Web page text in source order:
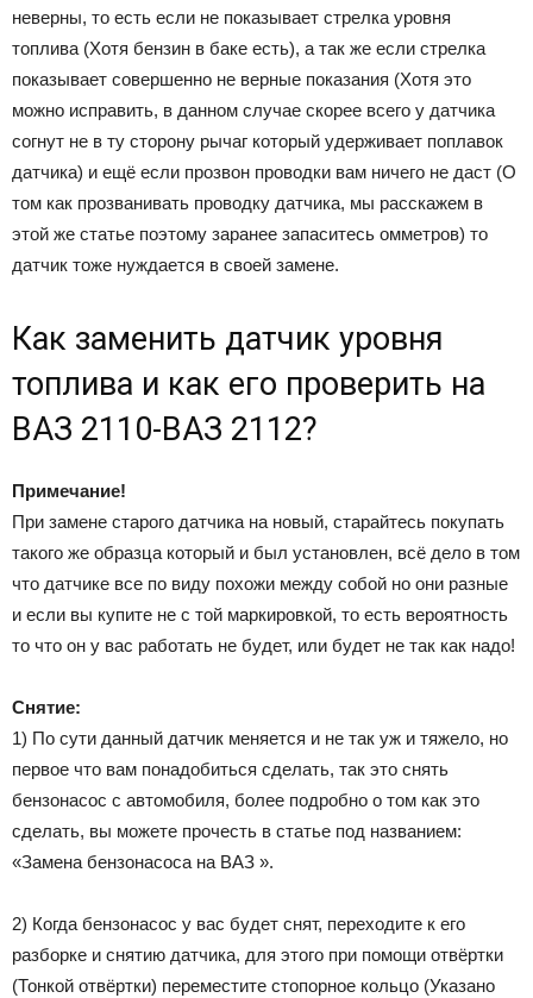
неверны, то есть если не показывает стрелка уровня
топлива (Хотя бензин в баке есть), а так же если стрелка
показывает совершенно не верные показания (Хотя это
можно исправить, в данном случае скорее всего у датчика
согнут не в ту сторону рычаг который удерживает поплавок
датчика) и ещё если прозвон проводки вам ничего не даст (О
том как прозванивать проводку датчика, мы расскажем в
этой же статье поэтому заранее запаситесь омметров) то
датчик тоже нуждается в своей замене.
Как заменить датчик уровня
топлива и как его проверить на
ВАЗ 2110-ВАЗ 2112?
Примечание!
При замене старого датчика на новый, старайтесь покупать
такого же образца который и был установлен, всё дело в том
что датчике все по виду похожи между собой но они разные
и если вы купите не с той маркировкой, то есть вероятность
то что он у вас работать не будет, или будет не так как надо!
Снятие:
1) По сути данный датчик меняется и не так уж и тяжело, но
первое что вам понадобиться сделать, так это снять
бензонасос с автомобиля, более подробно о том как это
сделать, вы можете прочесть в статье под названием:
«Замена бензонасоса на ВАЗ ».
2) Когда бензонасос у вас будет снят, переходите к его
разборке и снятию датчика, для этого при помощи отвёртки
(Тонкой отвёртки) переместите стопорное кольцо (Указано